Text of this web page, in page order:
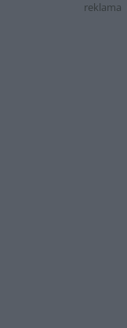
reklama